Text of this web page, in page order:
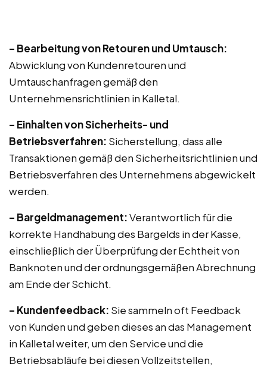
– Bearbeitung von Retouren und Umtausch:
Abwicklung von Kundenretouren und
Umtauschanfragen gemäß den
Unternehmensrichtlinien in Kalletal.
– Einhalten von Sicherheits- und
Betriebsverfahren: Sicherstellung, dass alle
Transaktionen gemäß den Sicherheitsrichtlinien und
Betriebsverfahren des Unternehmens abgewickelt
werden.
– Bargeldmanagement:Verantwortlich für die
korrekte Handhabung des Bargelds in der Kasse,
einschließlich der Überprüfung der Echtheit von
Banknoten und der ordnungsgemäßen Abrechnung
am Ende der Schicht.
– Kundenfeedback: Sie sammeln oft Feedback
von Kunden und geben dieses an das Management
in Kalletal weiter, um den Service und die
Betriebsabläufe bei diesen Vollzeitstellen,